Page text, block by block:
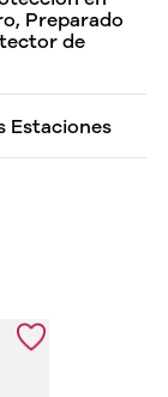
Preparado
de
Estaciones